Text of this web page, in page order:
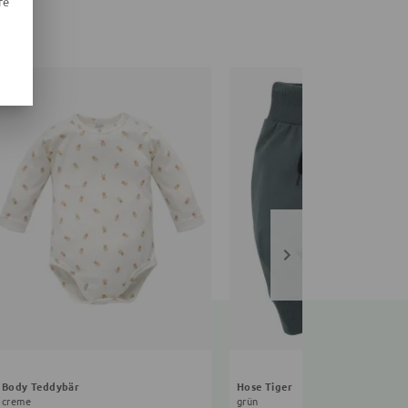
Body Teddybär
creme
Hose Tiger
grün